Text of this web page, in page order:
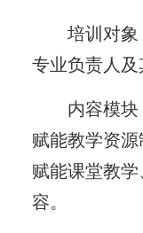
培训对象
专业负责人
内容模
赋能教学资
赋能课堂教
容。